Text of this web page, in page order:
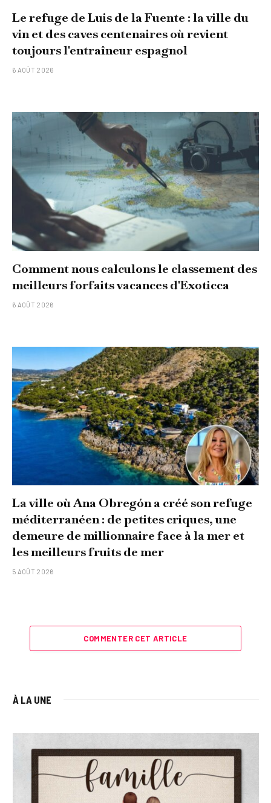
Le refuge de Luis de la Fuente : la ville du
vin et des caves centenaires où revient
toujours l'entraîneur espagnol
6 AOÛT 2026
Comment nous calculons le classement des
meilleurs forfaits vacances d'Exoticca
6 AOÛT 2026
La ville où Ana Obregón a créé son refuge
méditerranéen : de petites criques, une
demeure de millionnaire face à la mer et
les meilleurs fruits de mer
5 AOÛT 2026
COMMENTER CET ARTICLE
À LA UNE